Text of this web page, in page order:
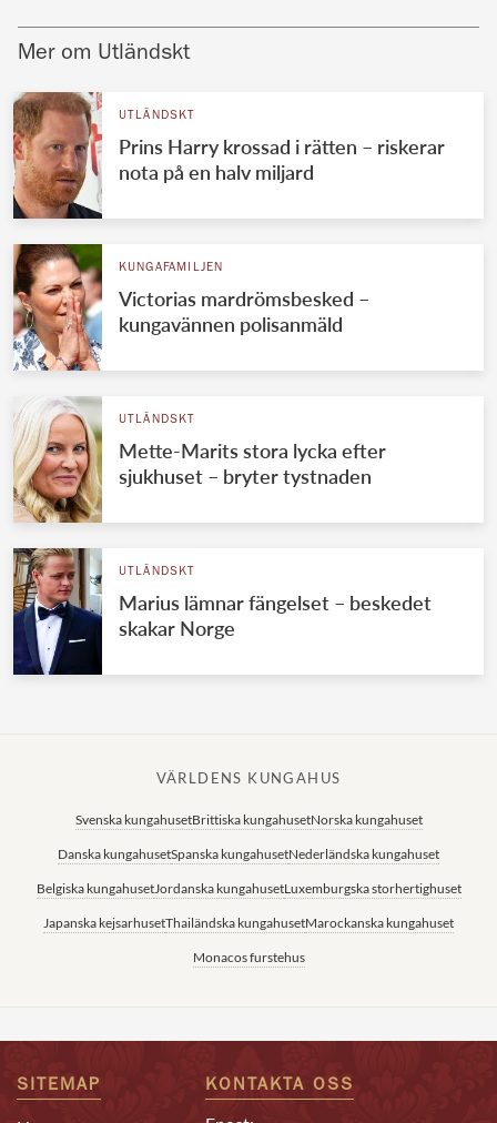
Mer om Utländskt
UTLÄNDSKT
Prins Harry krossad i rätten – riskerar
nota på en halv miljard
KUNGAFAMILJEN
Victorias mardrömsbesked –
kungavännen polisanmäld
UTLÄNDSKT
Mette-Marits stora lycka efter
sjukhuset – bryter tystnaden
UTLÄNDSKT
Marius lämnar fängelset – beskedet
skakar Norge
VÄRLDENS KUNGAHUS
Svenska kungahusetBrittiska kungahusetNorska kungahuset
Danska kungahusetSpanska kungahusetNederländska kungahuset
Belgiska kungahusetJordanska kungahusetLuxemburgska storhertighuset
Japanska kejsarhusetThailändska kungahusetMarockanska kungahuset
Monacos furstehus
SITEMAP KONTAKTA OSS